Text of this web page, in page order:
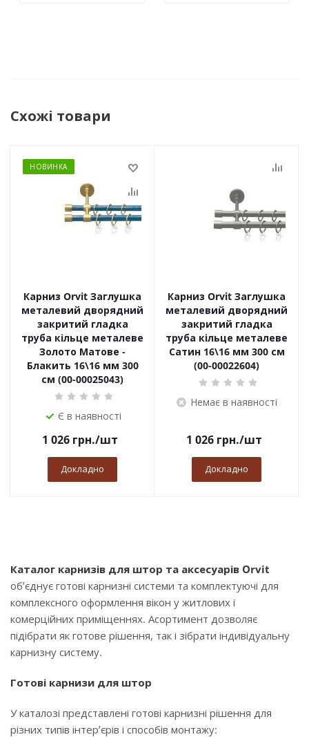
Схожі товари
НОВИНКА
Карниз Orvit Заглушка
металевий дворядний
закритий гладка
труба кільце металеве
Золото Матове -
Блакить 16\16 мм 300
см (00-00025043)
Є в наявності
1 026 грн./шт
Докладно
Карниз Orvit Заглушка
металевий дворядний
закритий гладка
труба кільце металеве
Сатин 16\16 мм 300 см
(00-00022604)
Немає в наявності
1 026 грн./шт
Докладно
Каталог карнизів для штор та аксесуарів Orvit
об’єднує готові карнизні системи та комплектуючі для
комплексного оформлення вікон у житлових і
комерційних приміщеннях. Асортимент дозволяє
підібрати як готове рішення, так і зібрати індивідуальну
карнизну систему.
Готові карнизи для штор
У каталозі представлені готові карнизні рішення для
різних типів інтер’єрів і способів монтажу: